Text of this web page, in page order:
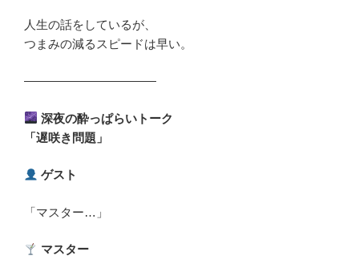
人生の話をしているが、
つまみの減るスピードは早い。
―――――――――――
深夜の酔っぱらいトーク
「遅咲き問題」
ゲスト
「マスター…」
マスター